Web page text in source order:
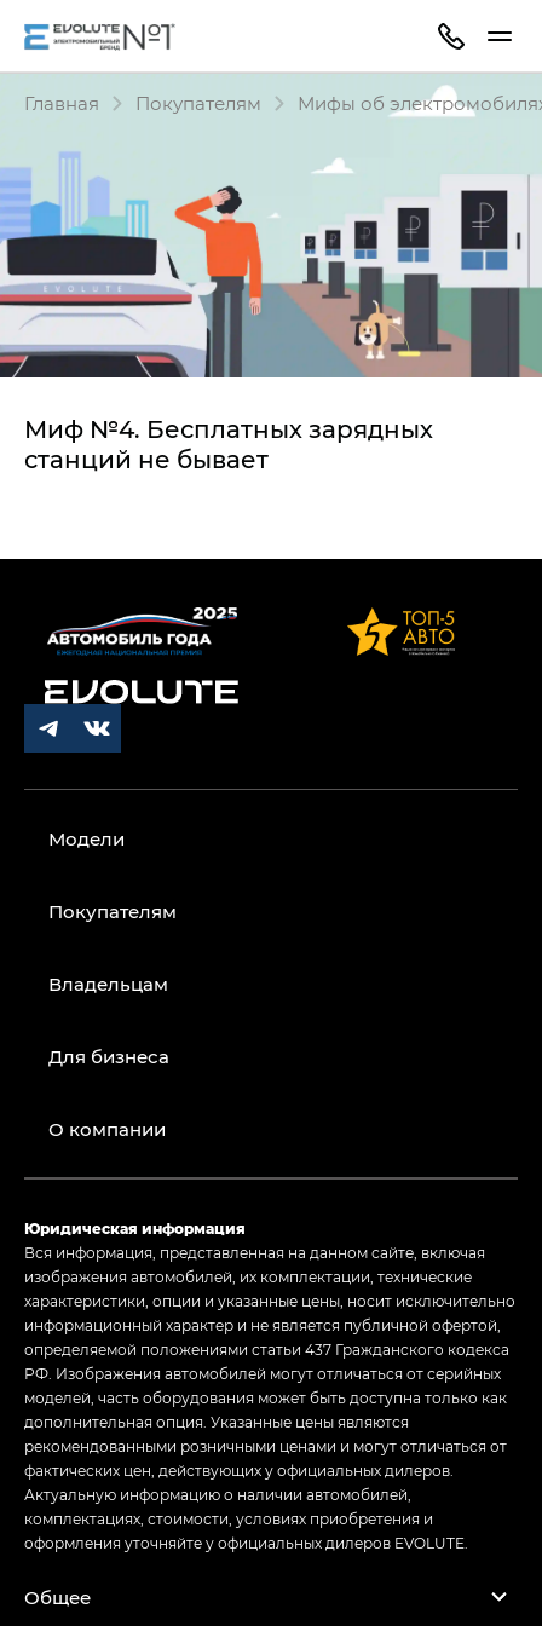
Главная Покупателям Мифы об
Миф №4. Бесплатных зарядных
станций не бывает
Модели
Покупателям
Владельцам
Для бизнеса
О компании
Юридическая информация
Вся информация, представленная на данном сайте, включая
изображения автомобилей, их комплектации, технические
характеристики, опции и указанные цены, носит исключительно
информационный характер и не является публичной офертой,
определяемой положениями статьи 437 Гражданского кодекса
РФ. Изображения автомобилей могут отличаться от серийных
моделей, часть оборудования может быть доступна только как
дополнительная опция. Указанные цены являются
рекомендованными розничными ценами и могут отличаться от
фактических цен, действующих у официальных дилеров.
Актуальную информацию о наличии автомобилей,
комплектациях, стоимости, условиях приобретения и
оформления уточняйте у официальных дилеров EVOLUTE.
Общее